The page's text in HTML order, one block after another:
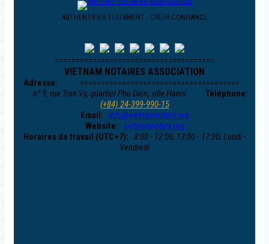
AUTHENTIFIER TESTAMENT - CRÉER CONFIANCE
======================================
VIETNAM NOTAIRES ASSOCIATION
======================================
Adresse:
n° 9, rue Tran Vy, quartier Phu Dien, ville Hanoï
Téléphone:
(+84) 24-399-990-15
Email: info@vietnamnotary.org
Website:
vietnamnotary.org
Horaires de travail (UTC+7): 8:00 - 12:00, 13:00 - 17:00; Lundi -
Vendredi